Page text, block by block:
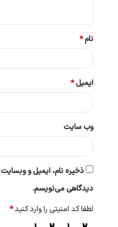
*
نام*
ایمیل*
وب‌ سایت
ذخیره نام، ایمیل و
دیدگاهی می‌نویسم.
لطفا کد امنیتی را وارد کنید*